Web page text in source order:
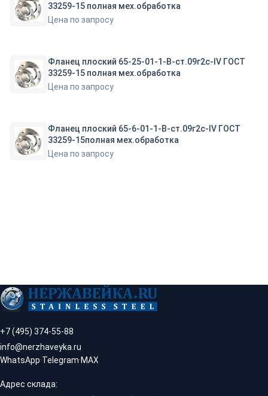
33259-15 полная мех.обработка
Цена по запросу
Фланец плоский 65-25-01-1-B-ст.09г2с-IV ГОСТ
33259-15 полная мех.обработка
Цена по запросу
Фланец плоский 65-6-01-1-B-ст.09г2с-IV ГОСТ
33259-15полная мех.обработка
Цена по запросу
+7 (495) 374-55-88
info@nerzhaveyka.ru
WhatsApp·Telegram·MAX
Адрес склада: